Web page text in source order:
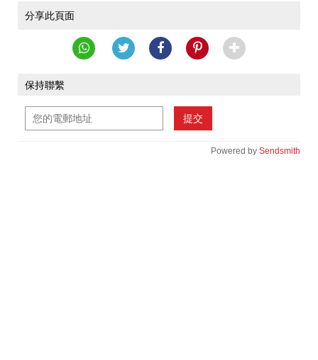
分享此頁面
保持聯繫
提交
Powered by Sendsmith